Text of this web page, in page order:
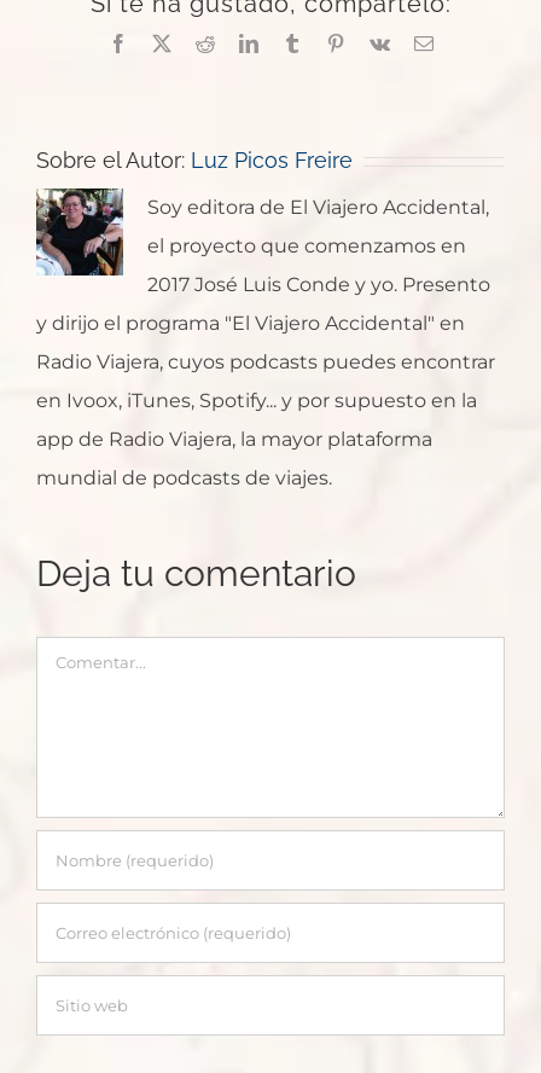
Facebook
X RedditLinkedInTumblrPinterest
Vk
Correo
Sobre el Autor: Luz Picos Freire
Soy editora de El Viajero Accidental,
el proyecto que comenzamos en
2017 José Luis Conde y yo. Presento
y dirijo el programa "El Viajero Accidental" en
Radio Viajera, cuyos podcasts puedes encontrar
en Ivoox, iTunes, Spotify... y por supuesto en la
app de Radio Viajera, la mayor plataforma
mundial de podcasts de viajes.
Deja tu comentario
Comentar